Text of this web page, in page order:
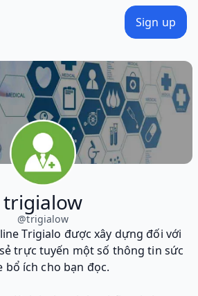
Sign up
trigialow
@trigialow
Trigialo được xây dựng đối với
trực tuyến một số thông tin sức
bổ ích cho bạn đọc.